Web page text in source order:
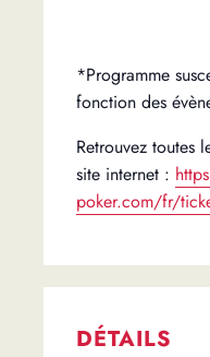
*Programme
fonction des
Retrouvez toutes
site internet :
poker.com/fr/
DÉTAILS